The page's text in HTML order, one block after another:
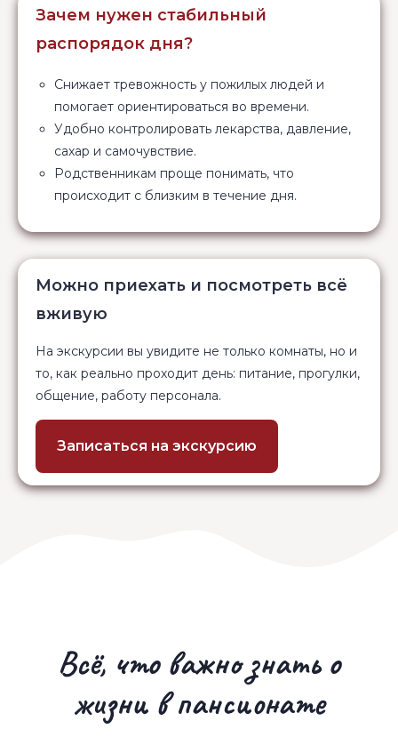
Зачем нужен стабильный
распорядок дня?
Снижает тревожность у пожилых людей и
помогает ориентироваться во времени.
Удобно контролировать лекарства, давление,
сахар и самочувствие.
Родственникам проще понимать, что
происходит с близким в течение дня.
Можно приехать и посмотреть всё
вживую
На экскурсии вы увидите не только комнаты, но и
то, как реально проходит день: питание, прогулки,
общение, работу персонала.
Записаться на экскурсию
Всё, что важно знать о
жизни в пансионате